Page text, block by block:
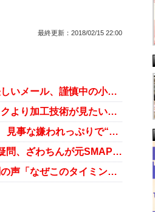
最終更新： 2018/02/15 22:00
消えた辻希美の子犬、ざわちん意味深投稿、神田うの怪しいメール、謹慎中の小出恵介が酒か……週末芸能ニュース雑話
ざわちんの動画が激荒れ！「まず無断転載謝れ」「メイクより加工技術が見たい」“YouTuber宣言”撤回か？
ざわちんがYouTuberデビューも「低く評価」殺到中！ 見事な嫌われっぷりで“スポンサー降板危機”
「テレ朝に内定!?」ミス青学が炎上、JUJUの歌唱力に疑問、ざわちんが元SMAPに当て付けか……週末芸能ニュース雑話
“疑惑のデパート”ざわちん推しの『バイキング』に疑問の声「なぜこのタイミングで……」